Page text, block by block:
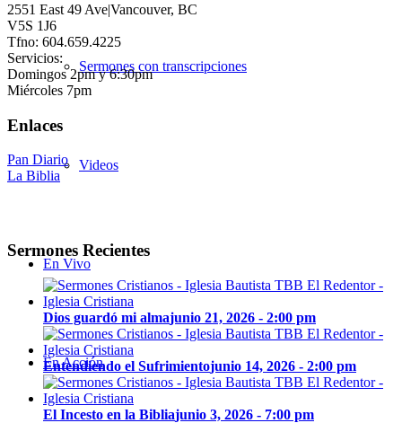
Sermones con transcripciones
Videos
En Vivo
En Acción
2551 East 49 Ave|Vancouver, BC
V5S 1J6
Tfno: 604.659.4225
Servicios:
Domingos 2pm y 6:30pm
Miércoles 7pm
Enlaces
Pan Diario
La Biblia
Sermones Recientes
Dios guardó mi almajunio 21, 2026 - 2:00 pm
Entendiendo el Sufrimientojunio 14, 2026 - 2:00 pm
El Incesto en la Bibliajunio 3, 2026 - 7:00 pm